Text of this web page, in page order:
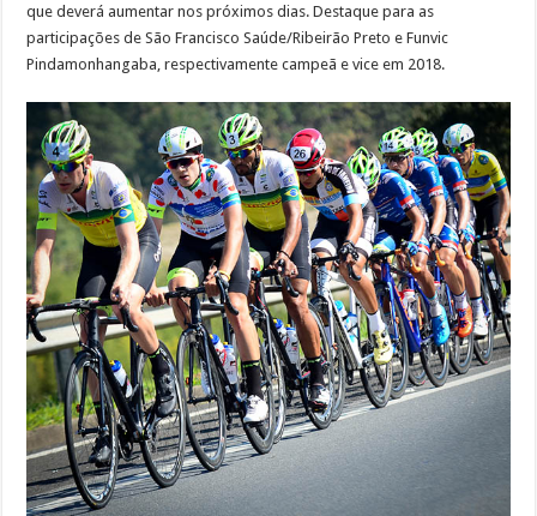
que deverá aumentar nos próximos dias. Destaque para as
participações de São Francisco Saúde/Ribeirão Preto e Funvic
Pindamonhangaba, respectivamente campeã e vice em 2018.